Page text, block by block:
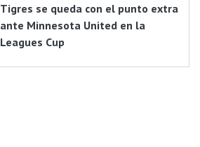
Tigres se queda con el punto extra
ante Minnesota United en la
Leagues Cup